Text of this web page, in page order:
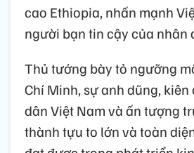
cao Ethiopia, nhấn mạnh
người bạn tin cậy của nhân
Thủ tướng bày tỏ ngưỡng
Chí Minh, sự anh dũng,
dân Việt Nam và ấn tượng
thành tựu to lớn và toàn